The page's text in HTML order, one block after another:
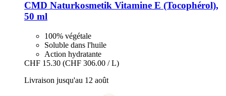
CMD Naturkosmetik Vitamine E (Tocophérol),
50 ml
100% végétale
Soluble dans l'huile
Action hydratante
CHF 15.30 (CHF 306.00 / L)
Livraison jusqu'au 12 août